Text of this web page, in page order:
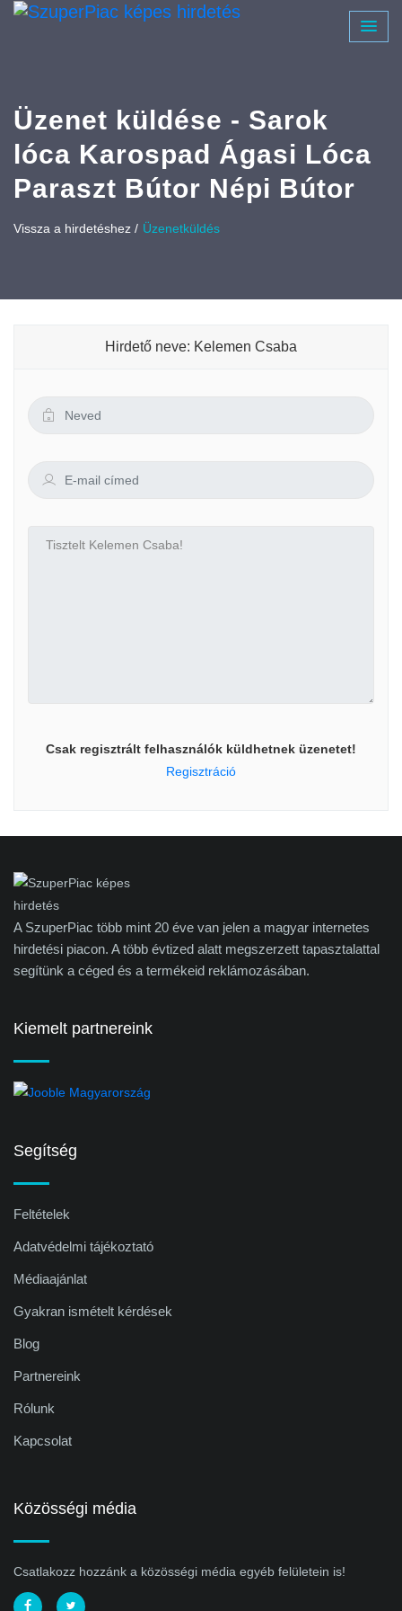
Üzenet küldése - Sarok
lóca Karospad Ágasi Lóca
Paraszt Bútor Népi Bútor
Vissza a hirdetéshez / Üzenetküldés
Hirdető neve: Kelemen Csaba
Csak regisztrált felhasználók küldhetnek üzenetet!
Regisztráció
A SzuperPiac több mint 20 éve van jelen a magyar internetes
hirdetési piacon. A több évtized alatt megszerzett tapasztalattal
segítünk a céged és a termékeid reklámozásában.
Kiemelt partnereink
Segítség
Feltételek
Adatvédelmi tájékoztató
Médiaajánlat
Gyakran ismételt kérdések
Blog
Partnereink
Rólunk
Kapcsolat
Közösségi média
Csatlakozz hozzánk a közösségi média egyéb felületein is!